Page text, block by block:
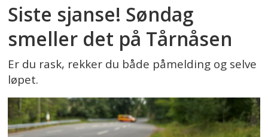
Siste sjanse! Søndag
smeller det på Tårnåsen
Er du rask, rekker du både påmelding og selve
løpet.